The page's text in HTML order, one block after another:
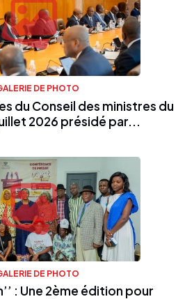
DE PHOTO
du Conseil des ministres du
2026 présidé par...
DE PHOTO
: Une 2ème édition pour